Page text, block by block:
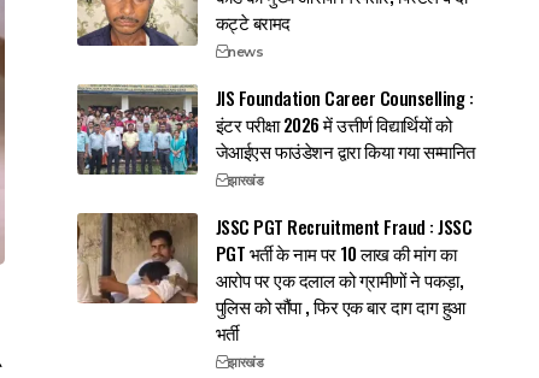
कट्टे बरामद
news
JIS Foundation Career Counselling :
इंटर परीक्षा 2026 में उत्तीर्ण विद्यार्थियों को
जेआईएस फाउंडेशन द्वारा किया गया सम्मानित
झारखंड
JSSC PGT Recruitment Fraud : JSSC
PGT भर्ती के नाम पर 10 लाख की मांग का
आरोप पर एक दलाल को ग्रामीणों ने पकड़ा,
पुलिस को सौंपा , फिर एक बार दाग दाग हुआ
भर्ती
झारखंड